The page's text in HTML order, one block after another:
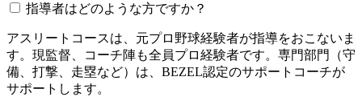
指導者はどのような方ですか？
アスリートコースは、元プロ野球経験者が指導をおこないま
す。現監督、コーチ陣も全員プロ経験者です。専門部門（守
備、打撃、走塁など）は、BEZEL認定のサポートコーチが
サポートします。